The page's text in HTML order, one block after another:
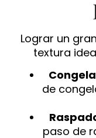
Lograr un
textura
de
paso de